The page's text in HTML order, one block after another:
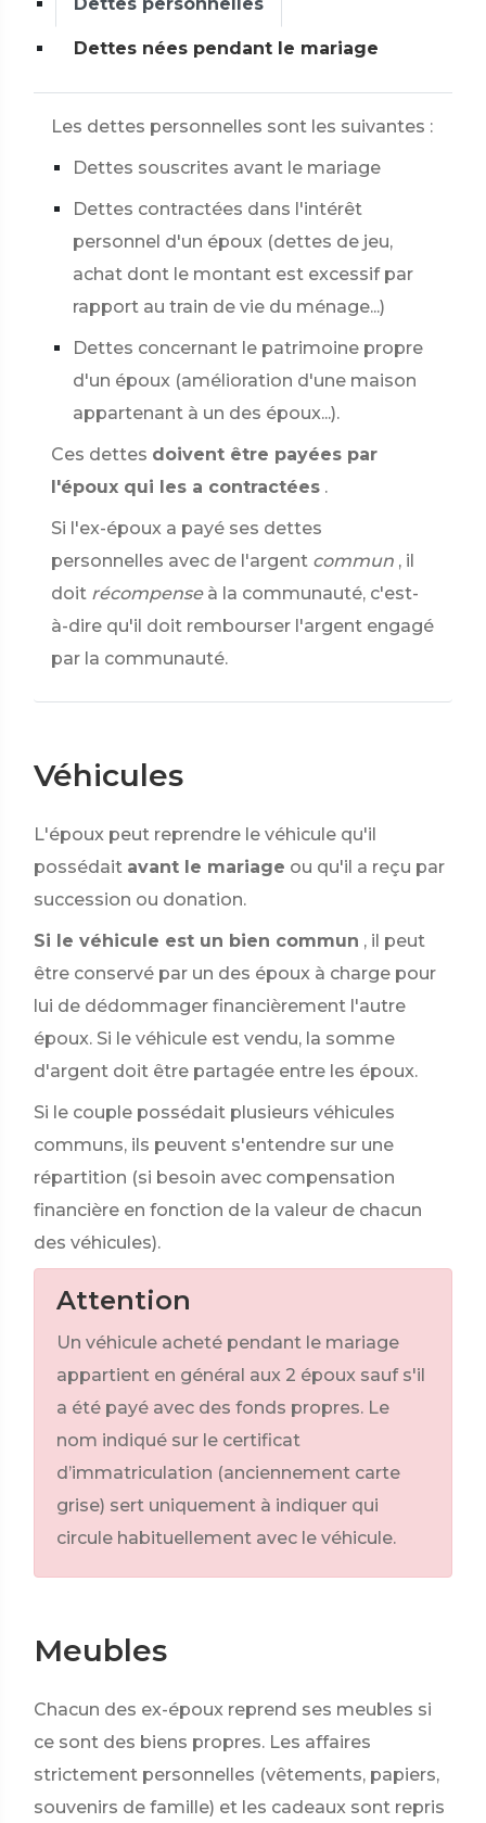
Dettes nées pendant le mariage
Les dettes personnelles sont les suivantes :
Dettes souscrites avant le mariage
Dettes contractées dans l'intérêt
personnel d'un époux (dettes de jeu,
achat dont le montant est excessif par
rapport au train de vie du ménage...)
Dettes concernant le patrimoine propre
d'un époux (amélioration d'une maison
appartenant à un des époux...).
Ces dettes doivent être payées par
l'époux qui les a contractées .
Si l'ex-époux a payé ses dettes
personnelles avec de l'argent commun , il
doit récompense à la communauté, c'est-
à-dire qu'il doit rembourser l'argent engagé
par la communauté.
Véhicules
L'époux peut reprendre le véhicule qu'il
possédait avant le mariage ou qu'il a reçu par
succession ou donation.
Si le véhicule est un bien commun , il peut
être conservé par un des époux à charge pour
lui de dédommager financièrement l'autre
époux. Si le véhicule est vendu, la somme
d'argent doit être partagée entre les époux.
Si le couple possédait plusieurs véhicules
communs, ils peuvent s'entendre sur une
répartition (si besoin avec compensation
financière en fonction de la valeur de chacun
des véhicules).
Attention
Un véhicule acheté pendant le mariage
appartient en général aux 2 époux sauf s'il
a été payé avec des fonds propres. Le
nom indiqué sur le certificat
d’immatriculation (anciennement carte
grise) sert uniquement à indiquer qui
circule habituellement avec le véhicule.
Meubles
Chacun des ex-époux reprend ses meubles si
ce sont des biens propres. Les affaires
strictement personnelles (vêtements, papiers,
souvenirs de famille) et les cadeaux sont repris